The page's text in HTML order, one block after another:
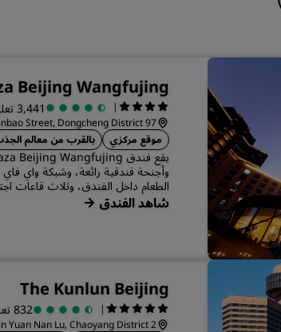
Beijing Wangfujing
| 3,441 تعليقات
97 Jinbao Street, Dongcheng District
موقع مركزي
بالقرب من معالم
وأجنحة فندقية رائعة، وشبكة واي
الطعام داخل الفندق، وثلاث قاعات
شاهد الفندق
The Kunlun Beijing
| 832 تعليقات
2 Xin Yuan Nan Lu, Chaoyang District